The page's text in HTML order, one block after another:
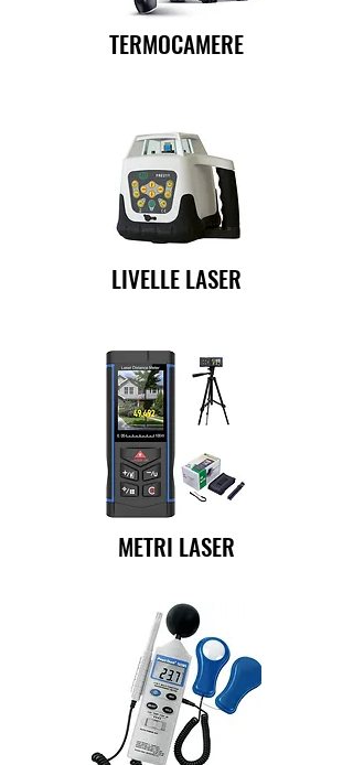
TERMOCAMERE
LIVELLE LASER
METRI LASER